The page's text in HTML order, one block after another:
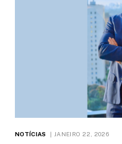
NOTÍCIAS JANEIRO 22, 2026